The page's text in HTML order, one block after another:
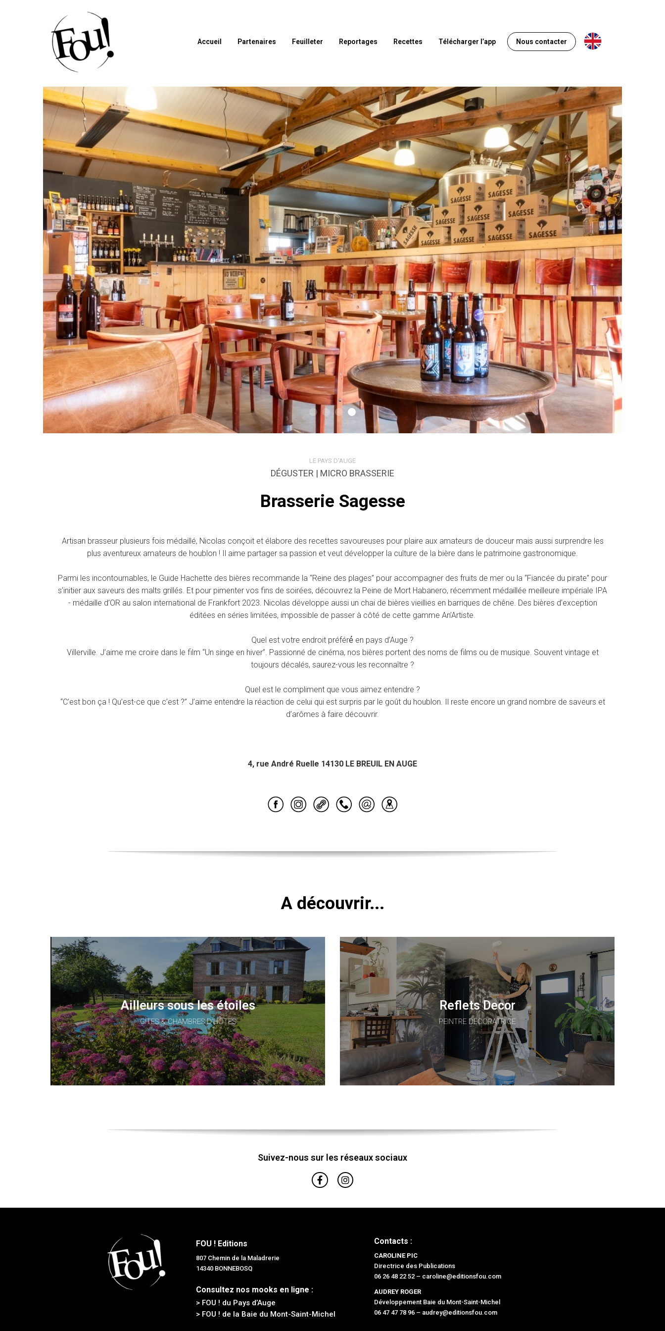
Accueil Partenaires Feuilleter Reportages Recettes Télécharger l’app Nous contacter Anglais
LE PAYS D'AUGE
DÉGUSTER | MICRO BRASSERIE
Brasserie Sagesse
Artisan brasseur plusieurs fois médaillé, Nicolas conçoit et élabore des recettes savoureuses pour plaire aux amateurs de douceur mais aussi surprendre les
plus aventureux amateurs de houblon ! Il aime partager sa passion et veut développer la culture de la bière dans le patrimoine gastronomique.
Parmi les incontournables, le Guide Hachette des bières recommande la “Reine des plages” pour accompagner des fruits de mer ou la “Fiancée du pirate” pour
s’initier aux saveurs des malts grillés. Et pour pimenter vos fins de soirées, découvrez la Peine de Mort Habanero, récemment médaillée meilleure impériale IPA
- médaille d’OR au salon international de Frankfort 2023. Nicolas développe aussi un chai de bières vieillies en barriques de chêne. Des bières d’exception
éditées en séries limitées, impossible de passer à côté de cette gamme An’Artiste.
Quel est votre endroit préféré́ en pays d’Auge ?
Villerville. J’aime me croire dans le film “Un singe en hiver”. Passionné de cinéma, nos bières portent des noms de films ou de musique. Souvent vintage et
toujours décalés, saurez-vous les reconnaître ?
Quel est le compliment que vous aimez entendre ?
“C’est bon ça ! Qu’est-ce que c’est ?” J’aime entendre la réaction de celui qui est surpris par le goût du houblon. Il reste encore un grand nombre de saveurs et
d’arômes à faire découvrir.
4, rue André Ruelle 14130 LE BREUIL EN AUGE
A découvrir...
Ailleurs sous les étoiles
GÎTES & CHAMBRES D’HÔTES
Reflets Decor
PEINTRE DÉCORATRICE
Suivez-nous sur les réseaux sociaux
FOU ! Editions
807 Chemin de la Maladrerie
14340 BONNEBOSQ
Consultez nos mooks en ligne :
> FOU ! du Pays d’Auge
> FOU ! de la Baie du Mont-Saint-Michel
Contacts :
CAROLINE PIC
Directrice des Publications
06 26 48 22 52 – caroline@editionsfou.com
AUDREY ROGER
Développement Baie du Mont-Saint-Michel
06 47 47 78 96 – audrey@editionsfou.com